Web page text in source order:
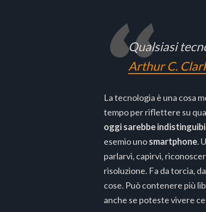
Qualsiasi
Arthur C.
La tecnologia è una cosa
tempo per riflettere su
oggi sarebbe
esemio unosmartphone.
parlarvi, capirvi,
risoluzione. Fa da torcia,
cose. Può contenere più
anche se poteste vivere